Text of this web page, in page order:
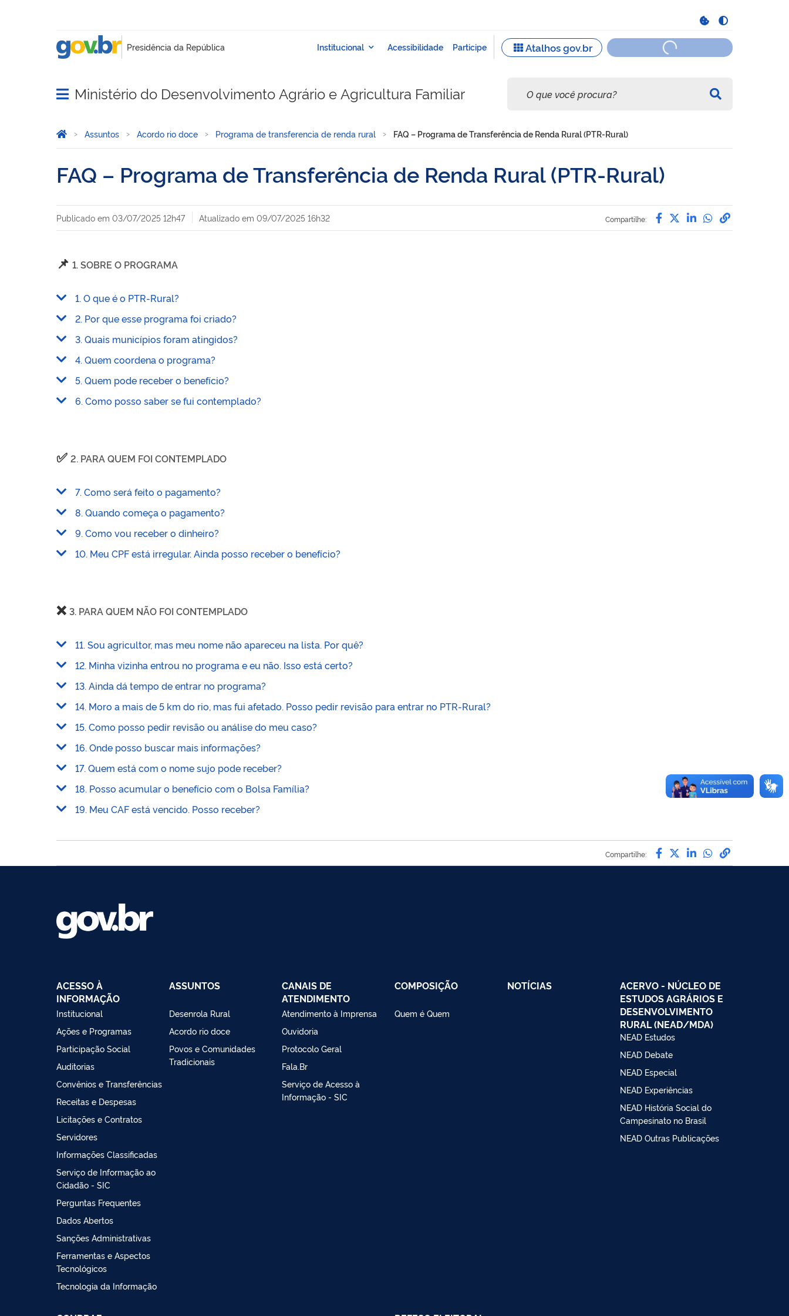
Abrir menu principal de navegação
Ministério do Desenvolvimento Agrário e Agricultura Familiar
Você está aqui:
Página Inicial
Assuntos Acordo rio doce Programa de transferencia de renda rural FAQ – Programa de Transferência de Renda Rural (PTR-Rural)
FAQ – Programa de Transferência de Renda Rural (PTR-Rural)
Compartilhe: Compartilhe por
Compartilhe por
Compartilhe por
Compartilhe
link para
Publicado em 03/07/2025 12h47 Atualizado em 09/07/2025 16h32
📌 1. SOBRE O PROGRAMA
1. O que é o PTR-Rural?
2. Por que esse programa foi criado?
3. Quais municípios foram atingidos?
4. Quem coordena o programa?
5. Quem pode receber o benefício?
6. Como posso saber se fui contemplado?
✅ 2. PARA QUEM FOI CONTEMPLADO
7. Como será feito o pagamento?
8. Quando começa o pagamento?
9. Como vou receber o dinheiro?
10. Meu CPF está irregular. Ainda posso receber o benefício?
❌ 3. PARA QUEM NÃO FOI CONTEMPLADO
11. Sou agricultor, mas meu nome não apareceu na lista. Por quê?
12. Minha vizinha entrou no programa e eu não. Isso está certo?
13. Ainda dá tempo de entrar no programa?
14. Moro a mais de 5 km do rio, mas fui afetado. Posso pedir revisão para entrar no PTR-Rural?
15. Como posso pedir revisão ou análise do meu caso?
16. Onde posso buscar mais informações?
17. Quem está com o nome sujo pode receber?
18. Posso acumular o benefício com o Bolsa Família?
19. Meu CAF está vencido. Posso receber?
Compartilhe: Compartilhe por
Compartilhe por
Compartilhe por
Compartilhe
link para
ACESSO À
INFORMAÇÃO
Institucional
Ações e Programas
Participação Social
Auditorias
Convênios e Transferências
Receitas e Despesas
Licitações e Contratos
Servidores
Informações Classificadas
Serviço de Informação ao
Cidadão - SIC
Perguntas Frequentes
Dados Abertos
Sanções Administrativas
Ferramentas e Aspectos
Tecnológicos
Tecnologia da Informação
ASSUNTOS
Desenrola Rural
Acordo rio doce
Povos e Comunidades
Tradicionais
CANAIS DE
ATENDIMENTO
Atendimento à Imprensa
Ouvidoria
Protocolo Geral
Fala.Br
Serviço de Acesso à
Informação - SIC
COMPOSIÇÃO
Quem é Quem
NOTÍCIAS
ACERVO - NÚCLEO DE
ESTUDOS AGRÁRIOS E
DESENVOLVIMENTO
RURAL (NEAD/MDA)
NEAD Estudos
NEAD Debate
NEAD Especial
NEAD Experiências
NEAD História Social do
Campesinato no Brasil
NEAD Outras Publicações